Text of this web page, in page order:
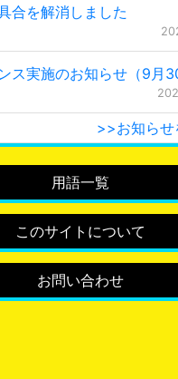
合を解消しました
>>お知らせ
用語一覧
このサイトについて
お問い合わせ